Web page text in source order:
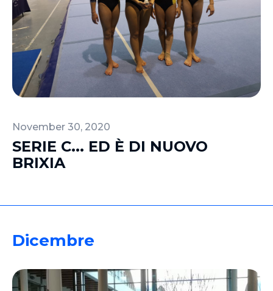
November 30, 2020
SERIE C... ED È DI NUOVO
BRIXIA
Dicembre